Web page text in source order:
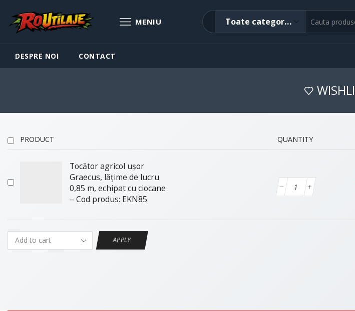
DESPRE NOI CONTACT
PRODUCT QUANTITY
Tocător agricol ușor
Graecus, lățime de lucru
0,85 m, echipat cu ciocane
– Cod produs: EKN85
APPLY